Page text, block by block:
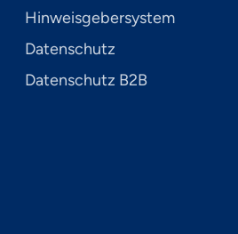
Hinweisgebersystem
Datenschutz
Datenschutz B2B